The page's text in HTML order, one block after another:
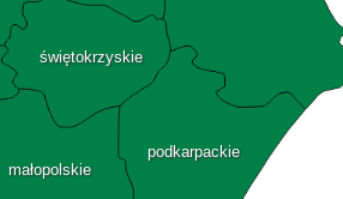
świętokrzyskie
małopolskie
podkarpackie